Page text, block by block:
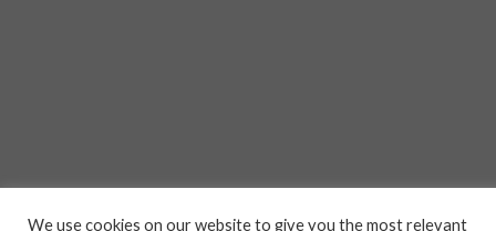
We use cookies on our website to give you the most relevant